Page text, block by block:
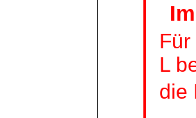
L
die